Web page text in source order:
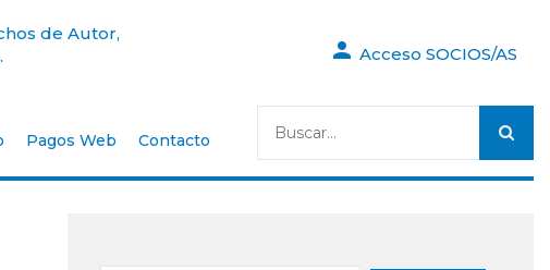
de Autor,
Acceso SOCIOS/AS
Pagos Web Contacto